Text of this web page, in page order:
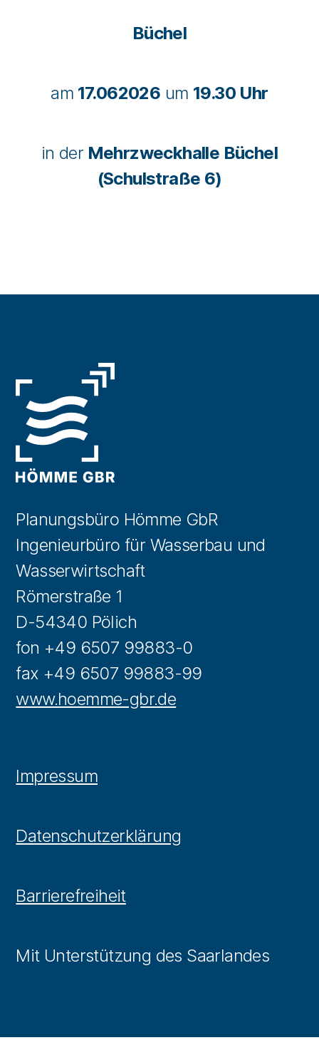
Büchel
am 17.062026 um 19.30 Uhr
in der Mehrzweckhalle Büchel
(Schulstraße 6)
Planungsbüro Hömme GbR
Ingenieurbüro für Wasserbau und
Wasserwirtschaft
Römerstraße 1
D-54340 Pölich
fon +49 6507 99883-0
fax +49 6507 99883-99
www.hoemme-gbr.de
Impressum
Datenschutzerklärung
Barrierefreiheit
Mit Unterstützung des Saarlandes